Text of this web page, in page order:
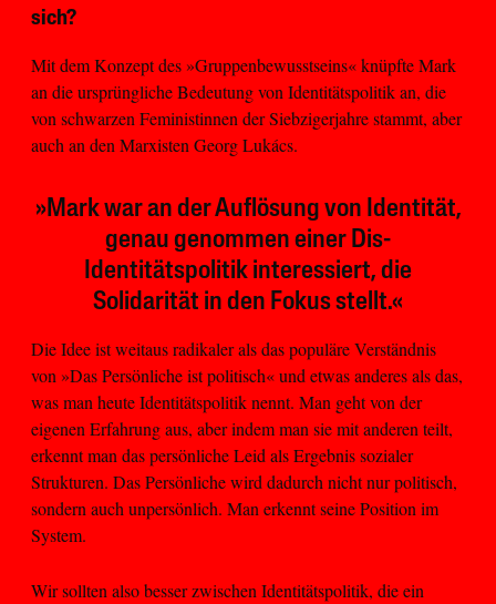
sich?
Mit dem Konzept des »Gruppenbewusstseins« knüpfte Mark
an die ursprüngliche Bedeutung von Identitätspolitik an, die
von schwarzen Feministinnen der Siebzigerjahre stammt, aber
auch an den Marxisten Georg Lukács.
»Mark war an der Auflösung von Identität,
genau genommen einer Dis-
Identitätspolitik interessiert, die
Solidarität in den Fokus stellt.«
Die Idee ist weitaus radikaler als das populäre Verständnis
von »Das Persönliche ist politisch« und etwas anderes als das,
was man heute Identitätspolitik nennt. Man geht von der
eigenen Erfahrung aus, aber indem man sie mit anderen teilt,
erkennt man das persönliche Leid als Ergebnis sozialer
Strukturen. Das Persönliche wird dadurch nicht nur politisch,
sondern auch unpersönlich. Man erkennt seine Position im
System.
Wir sollten also besser zwischen Identitätspolitik, die ein